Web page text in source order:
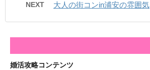
NEXT 大人の街コンin浦安の雰囲気
婚活攻略コンテンツ